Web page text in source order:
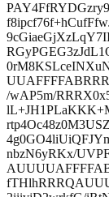
/wAP5m/
nbzN6yRKx/